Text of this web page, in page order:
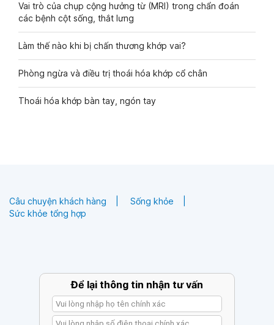
Vai trò của chụp cộng hưởng từ (MRI) trong chẩn đoán
các bệnh cột sống, thắt lưng
Làm thế nào khi bị chấn thương khớp vai?
Phòng ngừa và điều trị thoái hóa khớp cổ chân
Thoái hóa khớp bàn tay, ngón tay
Câu chuyện khách hàng
Sống khỏe
Sức khỏe tổng hợp